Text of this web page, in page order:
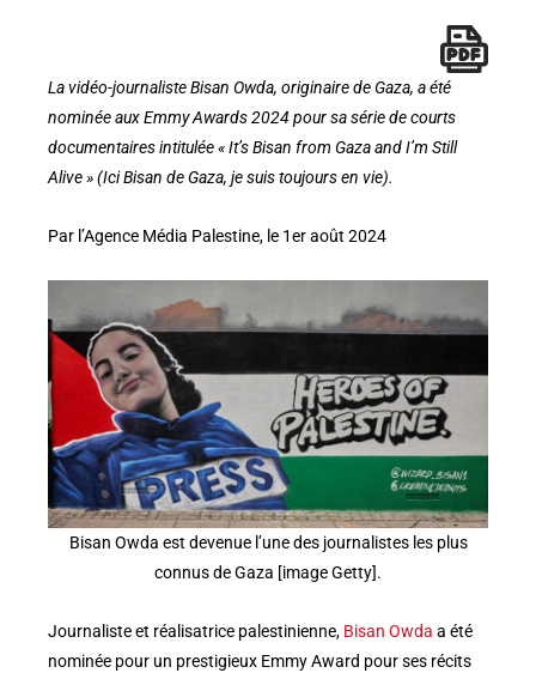
La vidéo-journaliste Bisan Owda, originaire de Gaza, a été
nominée aux Emmy Awards 2024 pour sa série de courts
documentaires intitulée « It’s Bisan from Gaza and I’m Still
Alive » (Ici Bisan de Gaza, je suis toujours en vie).
Par l’Agence Média Palestine, le 1er août 2024
Bisan Owda est devenue l’une des journalistes les plus
connus de Gaza [image Getty].
Journaliste et réalisatrice palestinienne, Bisan Owda a été
nominée pour un prestigieux Emmy Award pour ses récits